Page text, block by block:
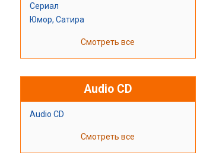
Сериал
Юмор, Сатира
Смотреть все
Audio CD
Audio CD
Смотреть все